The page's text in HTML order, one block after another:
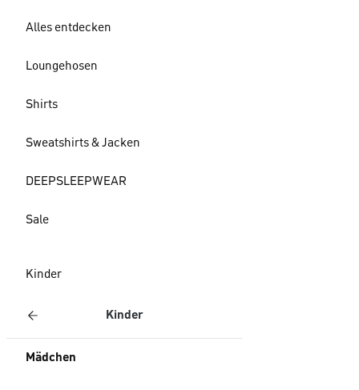
Alles entdecken
Loungehosen
Shirts
Sweatshirts & Jacken
DEEPSLEEPWEAR
Sale
Kinder
Kinder
Mädchen